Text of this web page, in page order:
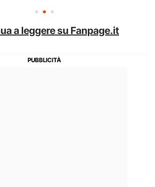
a leggere su Fanpage.it